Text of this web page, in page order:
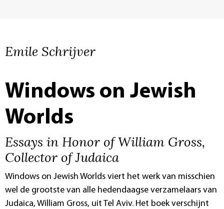
Emile Schrijver
Windows on Jewish
Worlds
Essays in Honor of William Gross,
Collector of Judaica
Windows on Jewish Worlds viert het werk van misschien
wel de grootste van alle hedendaagse verzamelaars van
Judaica, William Gross, uit Tel Aviv. Het boek verschijnt